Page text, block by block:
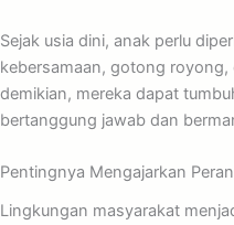
Sejak usia dini, anak perlu
kebersamaan, gotong royong,
demikian, mereka dapat
bertanggung jawab dan
Pentingnya Mengajarkan
Lingkungan masyarakat